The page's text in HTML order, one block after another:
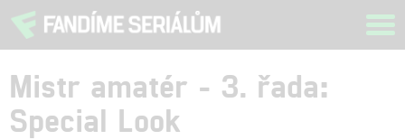
Mistr amatér - 3. řada:
Special Look